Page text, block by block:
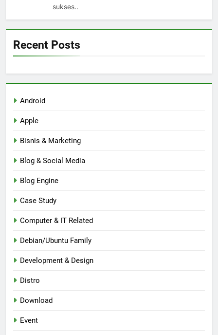
sukses..
Recent Posts
Android
Apple
Bisnis & Marketing
Blog & Social Media
Blog Engine
Case Study
Computer & IT Related
Debian/Ubuntu Family
Development & Design
Distro
Download
Event